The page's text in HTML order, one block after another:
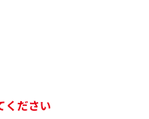
ください